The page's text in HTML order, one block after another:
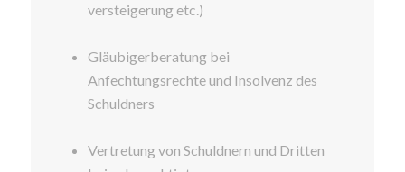
versteigerung etc.)
Gläubigerberatung bei
Anfechtungsrechte und Insolvenz des
Schuldners
Vertretung von Schuldnern und Dritten